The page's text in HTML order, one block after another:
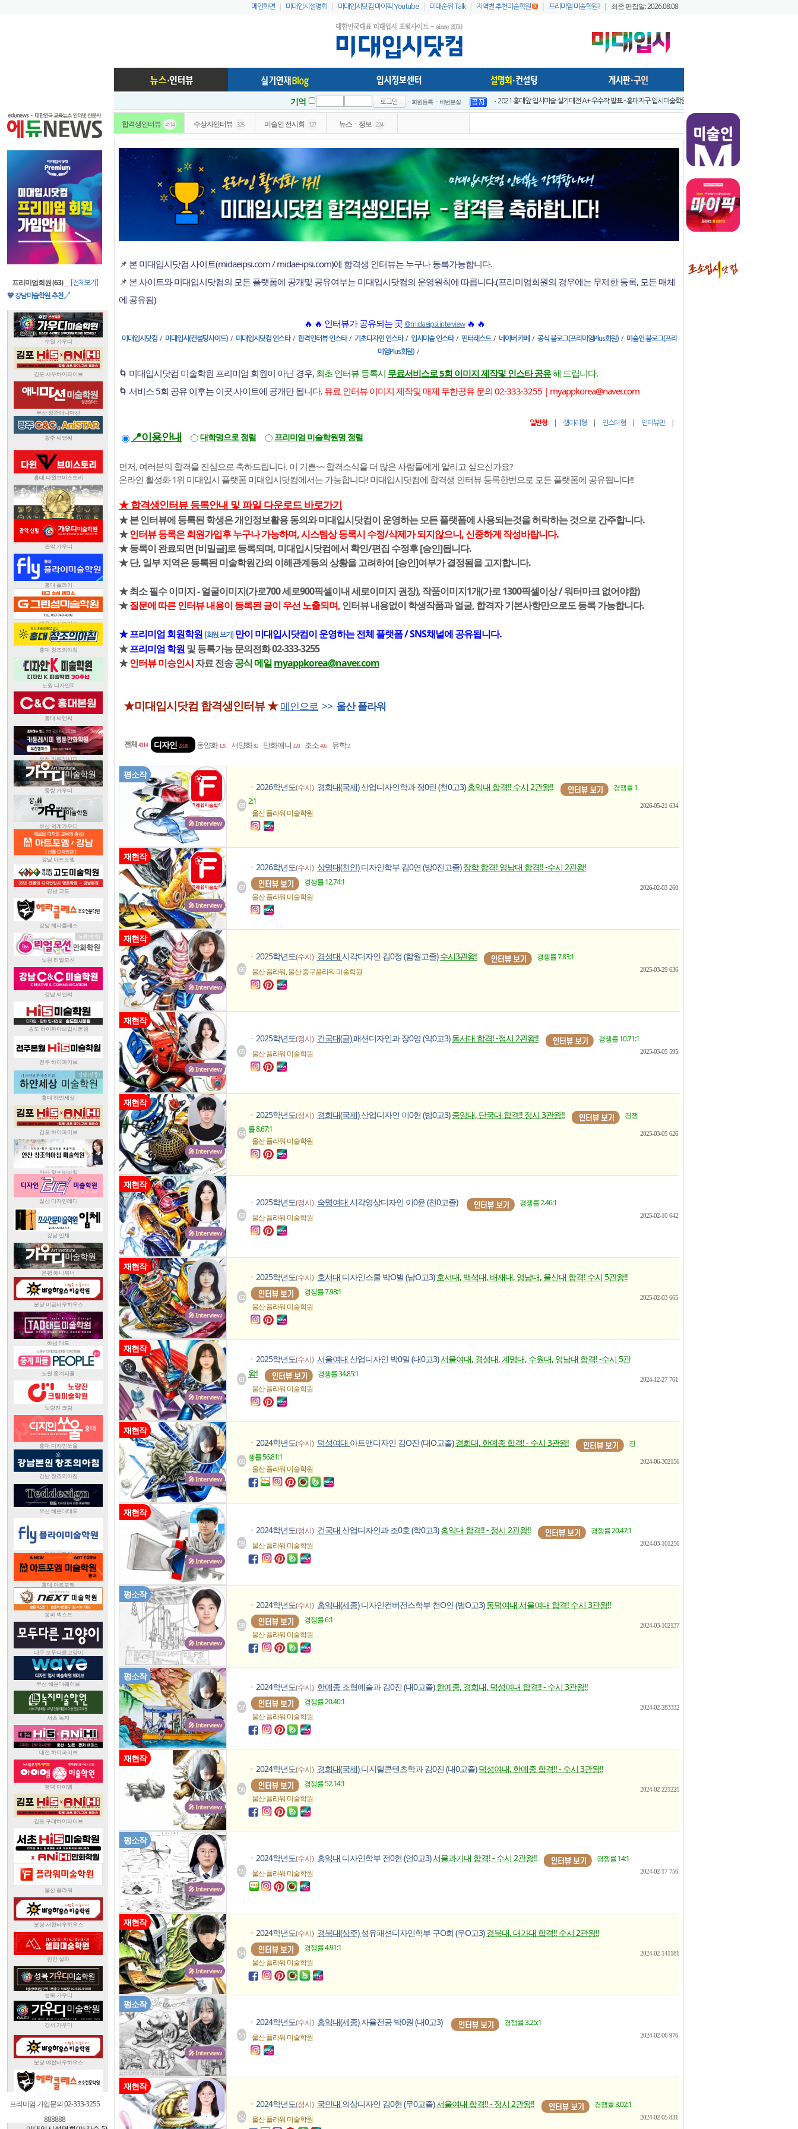
프리미엄회원 (63)___
[전체보기]
💙 강남미술학원 추천↗
프리미엄 가입문의 02-333-3255
888888
메인화면 | 미대입시설명회 | 미대입시닷컴 마이픽 Youtube | 미대순위 Talk | 지역별 추천미술학원 | 프리미엄 미술학원? | 최종 편집일: 2026.08.08
기억 ㆍ회원등록 ㆍ비번분실
2021 홍대앞 입시미술 실기대전 A+ 우수작 발표 - 홍대지구 입시미술학원연합회
2021 홍대앞 입시미술 실기대전 입시반 예비반 주제발표 - 홍대지구 입시미술학원연합..
2021 전국입시미술 실기대전 - 전국 연합시험 교수평가 현장 짧은 영상 보기 - 순차적..
2021 전국입시미술실기대전 [입시반, 예비반 주제 발표] -전국연합시험 미술교육협의회..
인스타 리스트
2023 홍대지구 연합시험1
미대입시닷컴 프리미엄 회원 가이드1 - 포스팅 원고
미대배치표 2022 미대정시배치표 백분위 미대수능 등급컷 다운로드 안내
2021 홍대 창아 예비반 전시회
이지링팔레트 - 미술학원,실기대회장, 작업실 등의 공간에서 효율적으로 사용가능하게..
합격생인터뷰 4114 수상자인터뷰 325 미술인 전시회 127 뉴스ㆍ정보 224
📌 본 미대입시닷컴 사이트(midaeipsi.com / midae-ipsi.com)에 합격생 인터뷰는 누구나 등록가능합니다.
📌 본 사이트와 미대입시닷컴의 모든 플랫폼에 공개및 공유여부는 미대입시닷컴의 운영원칙에 따릅니다.(프리미엄회원의 경우에는 무제한 등록, 모든 매체
에 공유됨)
🔥 🔥 인터뷰가 공유되는 곳 @midaeipsi.interview🔥 🔥
미대입시닷컴/ 미대입시(컨설팅사이트)/ 미대입시닷컴 인스타/ 합격인터뷰 인스타/ 기초디자인 인스타/ 입시미술 인스타/ 핀터레스트/ 네이버 카페 / 공식 블로그(프리미엄Plus회원)/ 미술인 블로그(프리
미엄Plus회원)/
🌀 미대입시닷컴 미술학원 프리미엄 회원이 아닌 경우, 최초 인터뷰 등록시 무료서비스로 5회 이미지 제작및 인스타 공유해 드립니다.
🌀 서비스 5회 공유 이후는 이곳 사이트에 공개만 됩니다. 유료 인터뷰 이미지 제작및 매체 무한공유 문의 02-333-3255 | myappkorea@naver.com
일반형 | 갤러리형 | 인스타형 | 인터뷰만|
📍이용안내 대학명으로 정렬 프리미엄 미술학원명 정렬
먼저, 여러분의 합격을 진심으로 축하드립니다. 이 기쁜~~ 합격소식을 더 많은 사람들에게 알리고 싶으신가요?
온라인 활성화 1위 미대입시 플랫폼 미대입시닷컴에서는 가능합니다! 미대입시닷컴에 합격생 인터뷰 등록한번으로 모든 플랫폼에 공유됩니다!!
★ 합격생인터뷰 등록안내 및 파일 다운로드 바로가기
★ 본 인터뷰에 등록된 학생은 개인정보활용 동의와 미대입시닷컴이 운영하는 모든 플랫폼에 사용되는것을 허락하는 것으로 간주합니다.
★인터뷰 등록은 회원가입후 누구나 가능하며, 시스템상 등록시 수정/삭제가 되지않으니, 신중하게 작성바랍니다.
★ 등록이 완료되면 [비밀글]로 등록되며, 미대입시닷컴에서 확인/편집 수정후 [승인]됩니다.
★ 단, 일부 지역은 등록된 미술학원간의 이해관계등의 상황을 고려하여 [승인]여부가 결정됨을 고지합니다.
★ 최소 필수 이미지 - 얼굴이미지(가로700 세로900픽셀이내 세로이미지 권장), 작품이미지1개(가로 1300픽셀이상 / 워터마크 없어야함)
★질문에 따른 인터뷰 내용이 등록된 글이 우선 노출되며,인터뷰 내용없이 학생작품과 얼굴, 합격자 기본사항만으로도 등록 가능합니다.
★ 프리미엄 회원학원 [회원 보기]
만이 미대입시닷컴이 운영하는 전체 플랫폼 / SNS채널에 공유됩니다.
★프리미엄 학원및 등록가능 문의전화 02-333-3255
★인터뷰 미승인시자료 전송공식 메일myappkorea@naver.com
★미대입시닷컴 합격생인터뷰 ★메인으로 >> 울산 플라워
전체 4114 디자인 2838 동양화 126 서양화82 만화애니 320 조소 405 유학2
🎤 Interview
평소작
68
ㆍ 2026학년도(수시) 경희대(국제)산업디자인학과 정0린 (천0고3)홍익대 합격!! 수시 2관왕!!
경쟁률 1
2:1
울산 플라워미술학원
2026-05-21 634
🎤 Interview
재현작
67
ㆍ 2026학년도(수시) 상명대(천안)디자인학부 김0연 (방0진고졸)장학 합격! 영남대 합격!! -수시 2관왕!
경쟁률 12.74:1
울산 플라워미술학원
2026-02-03 260
🎤 Interview
재현작
66
ㆍ 2025학년도(수시) 경성대 시각디자인 김0정 (함월고졸)수시3관왕!
경쟁률 7.83:1
울산 플라워,울산 중구플라워미술학원 2025-03-29 636
🎤 Interview
재현작
65
ㆍ 2025학년도(정시) 건국대(글)패션디자인과 장0영 (약0고3)동서대 합격! -정시 2관왕!!
경쟁률 10.71:1
울산 플라워미술학원 2025-03-05 595
🎤 Interview
재현작
64
ㆍ 2025학년도(정시) 경희대(국제)산업디자인 이0현 (범0고3)중앙대, 단국대 합격!! 정시 3관왕!!
경쟁
률 8.67:1
울산 플라워미술학원
2025-03-05 626
🎤 Interview
재현작
63
ㆍ 2025학년도(정시) 숙명여대 시각영상디자인 이0윤 (천0고졸)
경쟁률 2.46:1
울산 플라워미술학원 2025-02-10 642
🎤 Interview
재현작
62
ㆍ 2025학년도(수시) 호서대 디자인스쿨 박O별 (남O고3)호서대, 백석대, 배재대, 영남대, 울산대 합격! 수시 5관왕!!
경쟁률 7.98:1
울산 플라워미술학원
2025-02-03 665
🎤 Interview
재현작
61
ㆍ 2025학년도(수시) 서울여대 산업디자인 박0밀 (대0고3)서울여대, 경성대, 계명대, 수원대, 영남대 합격! -수시 5관
왕!
경쟁률 34.85:1
울산 플라워미술학원
2024-12-27 761
🎤 Interview
재현작
60
ㆍ 2024학년도(수시) 덕성여대 아트앤디자인 김O진 (대O고졸)경희대, 한예종 합격! - 수시 3관왕!
경
쟁률 56.81:1
울산 플라워미술학원
2024-06-302156
🎤 Interview
재현작
59
ㆍ 2024학년도(정시) 건국대 산업디자인과 조0호 (학0고3)홍익대 합격!! - 정시 2관왕!!
경쟁률 20.47:1
울산 플라워미술학원 2024-03-101256
🎤 Interview
평소작
58
ㆍ 2024학년도(수시) 홍익대(세종)디자인컨버전스학부 천O인 (범O고3)동덕여대 서울여대 합격! 수시 3관왕!!
경쟁률 6:1
울산 플라워미술학원
2024-03-102137
🎤 Interview
평소작
57
ㆍ 2024학년도(수시) 한예종 조형예술과 김0진 (대0고졸)한예종, 경희대, 덕성여대 합격!! - 수시 3관왕!!
경쟁률 20.40:1
울산 플라워미술학원
2024-02-283332
🎤 Interview
재현작
56
ㆍ 2024학년도(수시) 경희대(국제)디지털콘텐츠학과 김0진 (대0고졸)덕성여대, 한예종 합격!! - 수시 3관왕!!
경쟁률 52.14:1
울산 플라워미술학원
2024-02-221225
🎤 Interview
평소작
55
ㆍ 2024학년도(수시) 홍익대 디자인학부 전0현 (언0고3)서울과기대 합격! - 수시 2관왕!!
경쟁률 14:1
울산 플라워미술학원 2024-02-17 756
🎤 Interview
재현작
54
ㆍ 2024학년도(수시) 경북대(상주)섬유패션디자인학부 구O희 (우O고3)경북대, 대가대 합격!! 수시 2관왕!!
경쟁률 4.91:1
울산 플라워미술학원
2024-02-141181
🎤 Interview
평소작
53
ㆍ 2024학년도(수시) 홍익대(세종)자율전공 박0원 (대0고3)
경쟁률 3.25:1
울산 플라워미술학원 2024-02-06 976
재현작
52
ㆍ 2024학년도(정시) 국민대 의상디자인 김0현 (무0고졸)서울여대 합격!! - 정시 2관왕!!
경쟁률 3.02:1
울산 플라워미술학원 2024-02-05 831